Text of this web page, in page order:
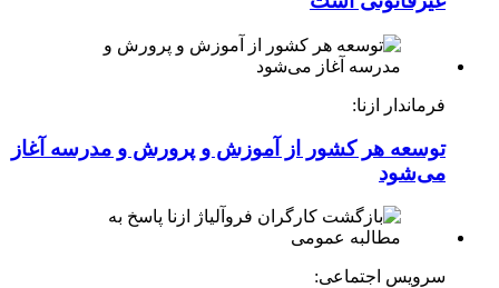
فرماندار ازنا:
توسعه هر کشور از آموزش و پرورش و مدرسه آغاز
می‌شود
سرویس اجتماعی: